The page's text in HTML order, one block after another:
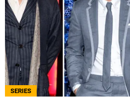
QUIENES SOMOS | STAFF |
Escribe en Spoiler
SERIES